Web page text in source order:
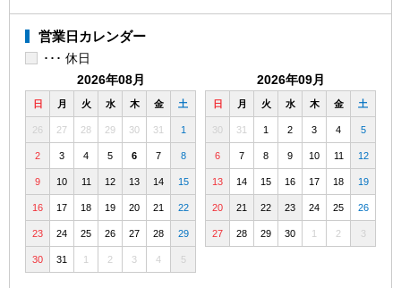
営業日カレンダー
･･･ 休日
2026年08月
日 月 火 水 木 金 土
26 27 28 29 30 31 1
2 3 4 5 6 7 8
9 10 11 12 13 14 15
16 17 18 19 20 21 22
23 24 25 26 27 28 29
30 31 1 2 3 4 5
2026年09月
日 月 火 水 木 金 土
30 31 1 2 3 4 5
6 7 8 9 10 11 12
13 14 15 16 17 18 19
20 21 22 23 24 25 26
27 28 29 30 1 2 3